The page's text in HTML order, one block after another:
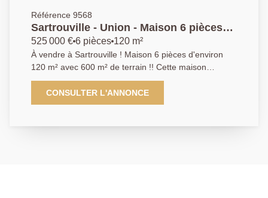
des beaux jours. Une opportunité rare à ne pas
manquer pour ceux qui recherchent espace, confort
et accessibilité ! N'hésitez plus et contactez-bous dès
maintenant au 01.39.13.12.21 pour obtenir plus
d'informations ou organiser une visite !
Référence 9568
Sartrouville - Union - Maison 6 pièces
120 m² avec garage
525 000 € 6 pièces 120 m²
À vendre à Sartrouville ! Maison 6 pièces d'environ
120 m² avec 600 m² de terrain !! Cette maison
comprend : - Au rez-de-chaussée : double séjour,
cuisine, 2 chambres, salle de bains - A l'étage:
Dégagement desservant 2 chambres, salle d'eau,
CONSULTER L'ANNONCE